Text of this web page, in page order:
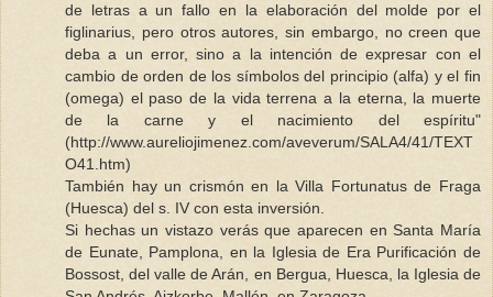
de letras a un fallo en la elaboración del molde por el
figlinarius, pero otros autores, sin embargo, no creen que
deba a un error, sino a la intención de expresar con el
cambio de orden de los símbolos del principio (alfa) y el fin
(omega) el paso de la vida terrena a la eterna, la muerte
de la carne y el nacimiento del espíritu"
(http://www.aureliojimenez.com/aveverum/SALA4/41/TEXT
O41.htm)
También hay un crismón en la Villa Fortunatus de Fraga
(Huesca) del s. IV con esta inversión.
Si hechas un vistazo verás que aparecen en Santa María
de Eunate, Pamplona, en la Iglesia de Era Purificación de
Bossost, del valle de Arán, en Bergua, Huesca, la Iglesia de